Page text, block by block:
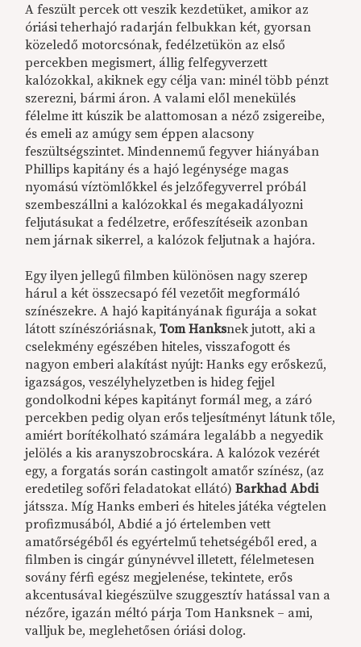
A feszült percek ott veszik kezdetüket, amikor az
óriási teherhajó radarján felbukkan két, gyorsan
közeledő motorcsónak, fedélzetükön az első
percekben megismert, állig felfegyverzett
kalózokkal, akiknek egy célja van: minél több pénzt
szerezni, bármi áron. A valami elől menekülés
félelme itt kúszik be alattomosan a néző zsigereibe,
és emeli az amúgy sem éppen alacsony
feszültségszintet. Mindennemű fegyver hiányában
Phillips kapitány és a hajó legénysége magas
nyomású víztömlőkkel és jelzőfegyverrel próbál
szembeszállni a kalózokkal és megakadályozni
feljutásukat a fedélzetre, erőfeszítéseik azonban
nem járnak sikerrel, a kalózok feljutnak a hajóra.
Egy ilyen jellegű filmben különösen nagy szerep
hárul a két összecsapó fél vezetőit megformáló
színészekre. A hajó kapitányának figurája a sokat
látott színészóriásnak,Tom Hanksnek jutott, aki a
cselekmény egészében hiteles, visszafogott és
nagyon emberi alakítást nyújt: Hanks egy erőskezű,
igazságos, veszélyhelyzetben is hideg fejjel
gondolkodni képes kapitányt formál meg, a záró
percekben pedig olyan erős teljesítményt látunk tőle,
amiért borítékolható számára legalább a negyedik
jelölés a kis aranyszobrocskára. A kalózok vezérét
egy, a forgatás során castingolt amatőr színész, (az
eredetileg sofőri feladatokat ellátó)Barkhad Abdi
játssza. Míg Hanks emberi és hiteles játéka végtelen
profizmusából, Abdié a jó értelemben vett
amatőrségéből és egyértelmű tehetségéből ered, a
filmben is cingár gúnynévvel illetett, félelmetesen
sovány férfi egész megjelenése, tekintete, erős
akcentusával kiegészülve szuggesztív hatással van a
nézőre, igazán méltó párja Tom Hanksnek – ami,
valljuk be, meglehetősen óriási dolog.